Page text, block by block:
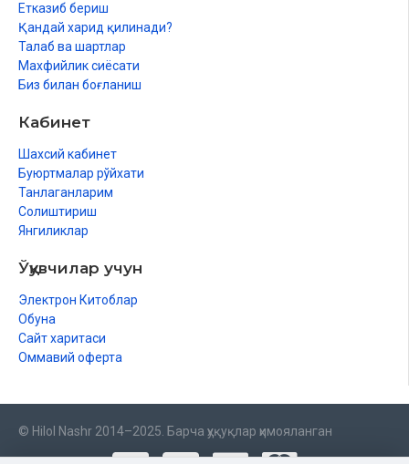
Етказиб бериш
Қандай харид қилинади?
Талаб ва шартлар
Махфийлик сиёсати
Биз билан боғланиш
Кабинет
Шахсий кабинет
Буюртмалар рўйхати
Танлаганларим
Солиштириш
Янгиликлар
Ўқувчилар учун
Электрон Китоблар
Обуна
Сайт харитаси
Оммавий оферта
© Hilol Nashr 2014–2025. Барча ҳуқуқлар ҳимояланган